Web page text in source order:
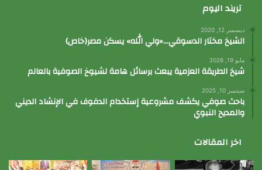
تريند اليوم
ديسمبر 12, 2020
الشيخ مختار الدسوقي…«ولي الله» يسكن مصر(خاص)
مايو 19, 2026
شيخ الطريقة العزمية يبعث برسائل هامة لشيوخ الصوفية بالعالم
سبتمبر 10, 2025
باحث صوفي يكشف مشروعية إستخدام الدفوف في الإنشاد الديني
والمديح النبوي
اخر المقالات